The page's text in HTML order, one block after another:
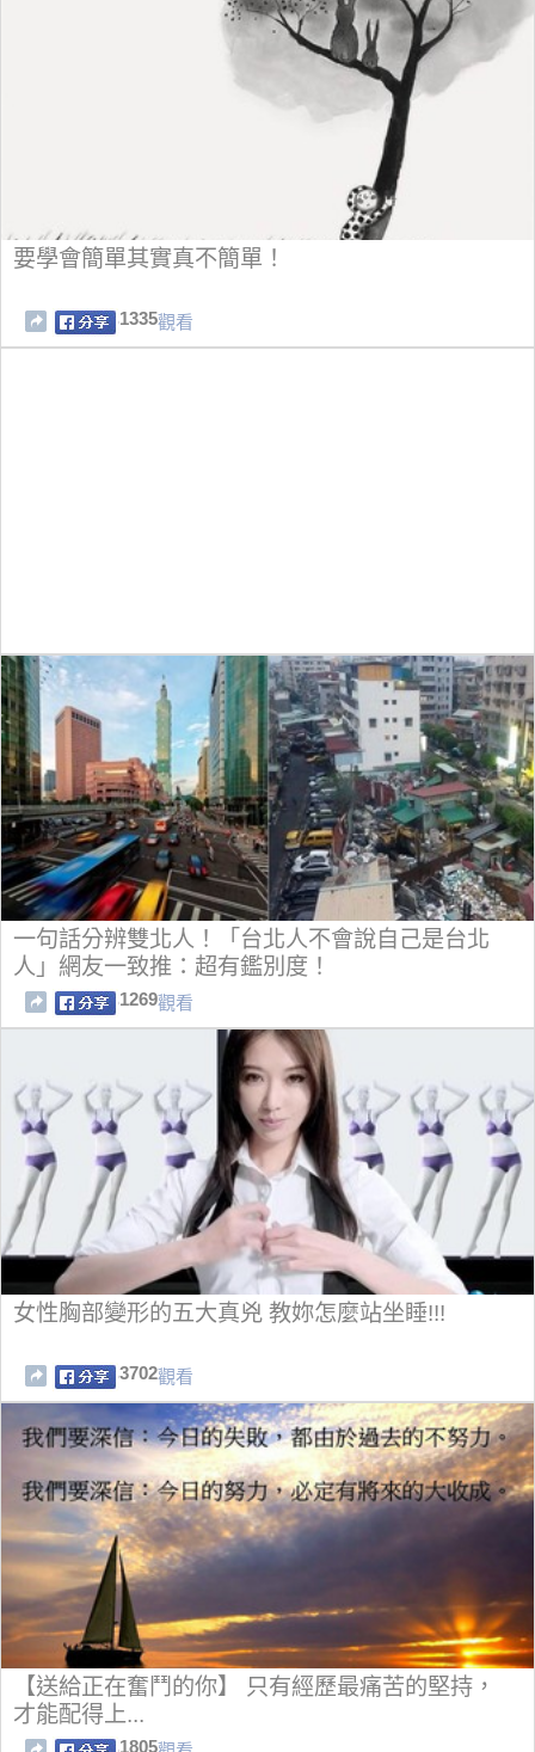
要學會簡單其實真不簡單！
1335觀看
一句話分辨雙北人！「台北人不會說自己是台北
人」網友一致推：超有鑑別度！
1269觀看
女性胸部變形的五大真兇 教妳怎麼站坐睡!!!
3702觀看
【送給正在奮鬥的你】 只有經歷最痛苦的堅持，
才能配得上...
1805